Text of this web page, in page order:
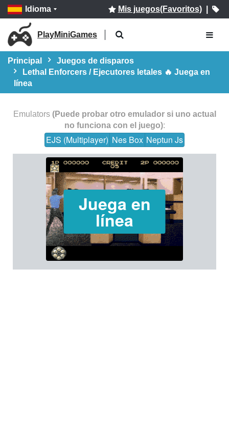
Idioma Mis juegos(Favoritos)|
PlayMiniGames
Principal
Juegos de disparos
Lethal Enforcers / Ejecutores letales 🔥 Juega en
línea
Emulators (Puede probar otro emulador si uno actual
no funciona con el juego):
EJS (Multiplayer) Nes Box Neptun Js
Juega en
línea